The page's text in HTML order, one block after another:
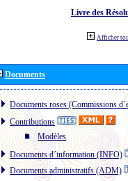
Livre des
Afficher
Documents
Documents roses (Commissions
Contributions
Modèles
Documents d´information (INFO)
Documents administratifs (ADM)